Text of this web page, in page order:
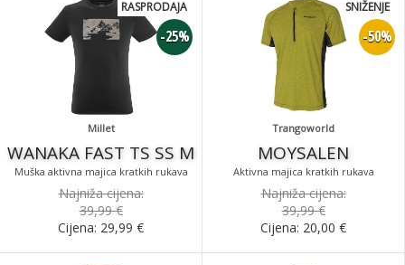
Millet
WANAKA FAST TS SS M
Muška aktivna majica kratkih rukava
-25%
RASPRODAJA
Najniža cijena:
39,99 €
Cijena: 29,99 €
Trangoworld
MOYSALEN
Aktivna majica kratkih rukava
-50%
SNIŽENJE
Najniža cijena:
39,99 €
Cijena: 20,00 €